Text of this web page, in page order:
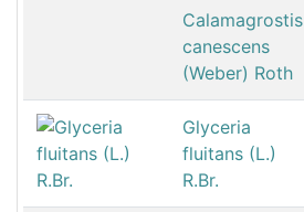
Calamagrostis
canescens
(Weber) Roth
Glyceria
fluitans (L.)
R.Br.